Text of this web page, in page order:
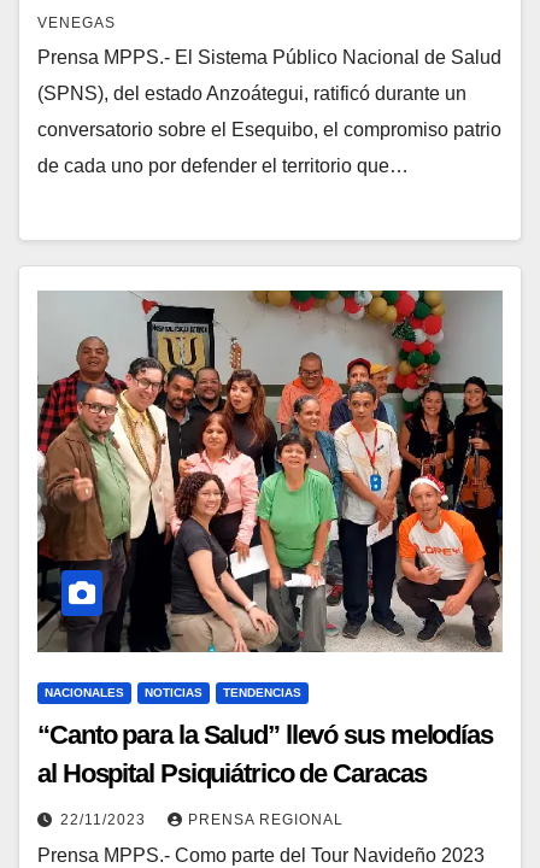
VENEGAS
Prensa MPPS.- El Sistema Público Nacional de Salud
(SPNS), del estado Anzoátegui, ratificó durante un
conversatorio sobre el Esequibo, el compromiso patrio
de cada uno por defender el territorio que…
NACIONALES NOTICIAS TENDENCIAS
“Canto para la Salud” llevó sus melodías
al Hospital Psiquiátrico de Caracas
22/11/2023 PRENSA REGIONAL
Prensa MPPS.- Como parte del Tour Navideño 2023